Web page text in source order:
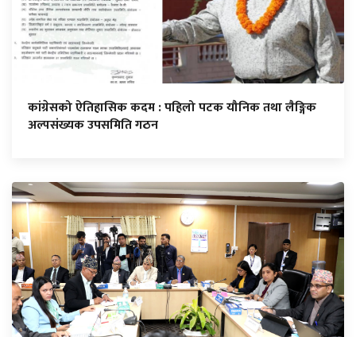
कांग्रेसको ऐतिहासिक कदम : पहिलो पटक यौनिक तथा लैङ्गिक
अल्पसंख्यक उपसमिति गठन